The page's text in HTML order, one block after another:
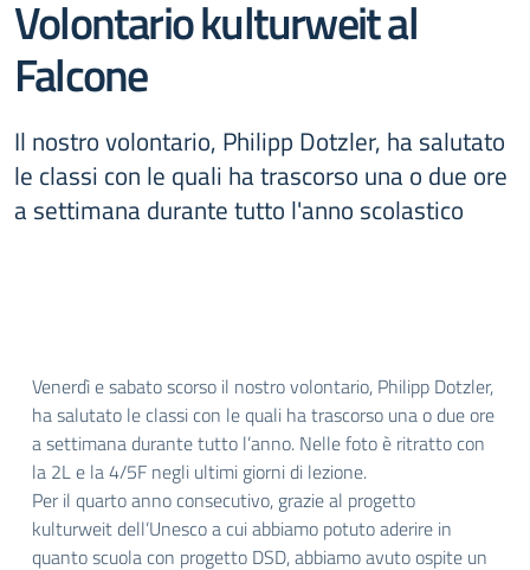
Volontario kulturweit al
Falcone
Il nostro volontario, Philipp Dotzler, ha salutato
le classi con le quali ha trascorso una o due ore
a settimana durante tutto l'anno scolastico
Venerdì e sabato scorso il nostro volontario, Philipp Dotzler,
ha salutato le classi con le quali ha trascorso una o due ore
a settimana durante tutto l’anno. Nelle foto è ritratto con
la 2L e la 4/5F negli ultimi giorni di lezione.
Per il quarto anno consecutivo, grazie al progetto
kulturweit dell’Unesco a cui abbiamo potuto aderire in
quanto scuola con progetto DSD, abbiamo avuto ospite un